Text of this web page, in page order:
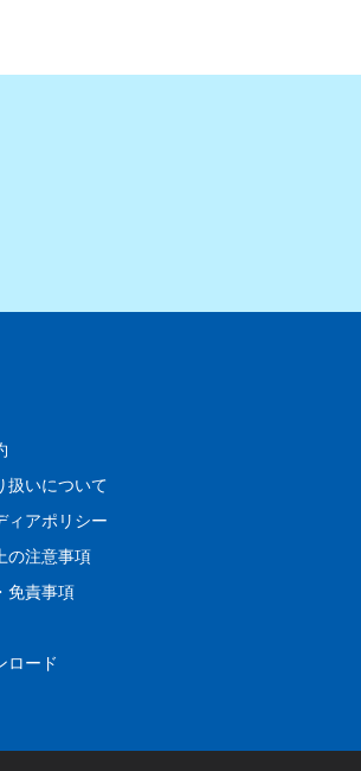
扱いについて
ィアポリシー
の注意事項
免責事項
ロード